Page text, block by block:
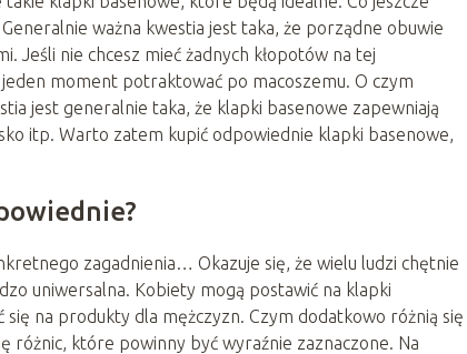
ważna kwestia jest taka, że porządne obuwie
Jeśli nie chcesz mieć żadnych kłopotów na tej
moment potraktować po macoszemu. O czym
jest generalnie taka, że klapki basenowe zapewniają
itp. Warto zatem kupić odpowiednie klapki basenowe,
zagadnienia… Okazuje się, że wielu ludzi chętnie
uniwersalna. Kobiety mogą postawić na klapki
na produkty dla mężczyzn. Czym dodatkowo różnią się
różnic, które powinny być wyraźnie zaznaczone. Na